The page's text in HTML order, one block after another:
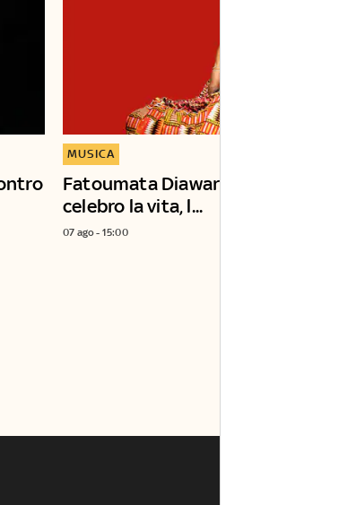
Fatoumata Diawara: "In concerto
celebro la vita, l...
MUSICA
07 ago - 15:00